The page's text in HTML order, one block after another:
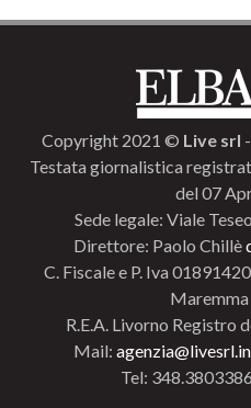
Copyright 2021 © Live srl
Testata giornalistica
del 07
Sede legale: Viale
Direttore: Paolo Chillè
C. Fiscale e P. Iva
R.E.A. Livorno Registro
Mail:
Tel: